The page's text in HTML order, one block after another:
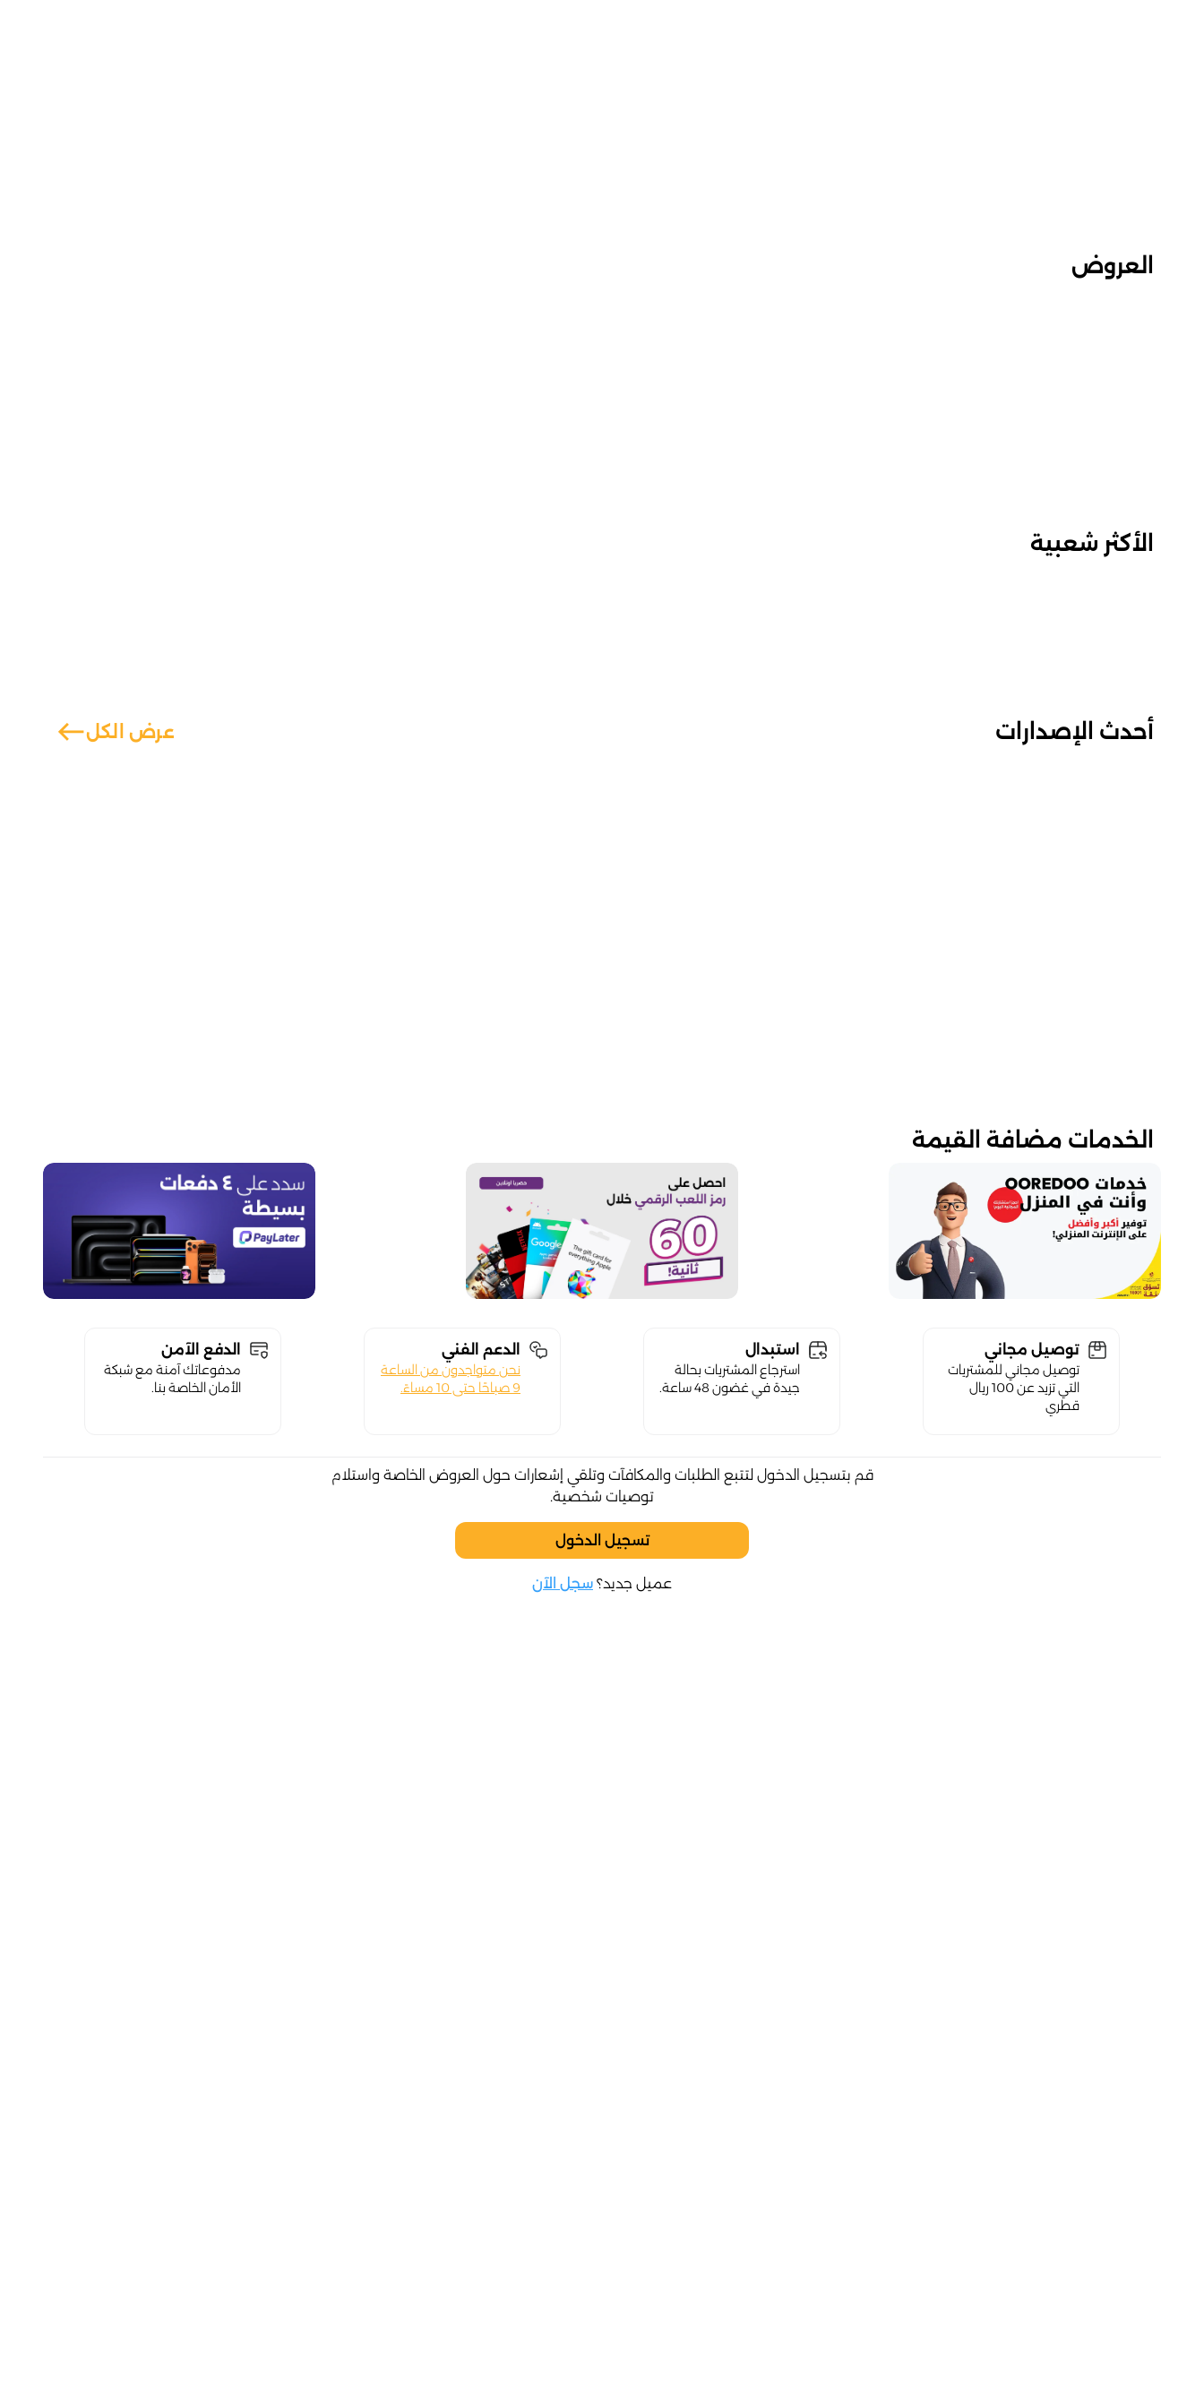
العروض
الأكثر شعبية
أحدث الإصدارات عرض الكلwest
الخدمات مضافة القيمة
توصيل مجاني
توصيل مجاني للمشتريات
التي تزيد عن 100 ريال
قطري
استبدال
استرجاع المشتريات بحالة
جيدة في غضون 48 ساعة.
الدعم الفني
نحن متواجدون من الساعة
9 صباحًا حتى 10 مساءً.
الدفع الآمن
مدفوعاتك آمنة مع شبكة
الأمان الخاصة بنا.
قم بتسجيل الدخول لتتبع الطلبات والمكافآت وتلقي إشعارات حول العروض الخاصة واستلام
توصيات شخصية.
تسجيل الدخول
عميل جديد؟ سجل الآن